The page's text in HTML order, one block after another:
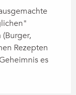
Rezepten
es